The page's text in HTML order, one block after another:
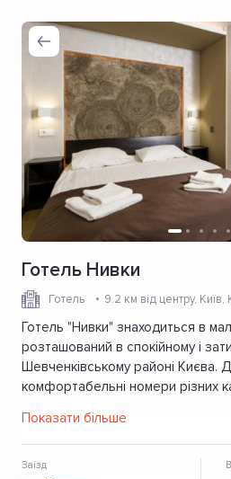
Готель Нивки
Готель 9.2 км від центру, Київ,
Готель "Нивки" знаходиться в
розташований в спокійному і
Шевченківському районі Києва.
комфортабельні номери різних
парковка для автомобілів та
Показати більше
Заїзд